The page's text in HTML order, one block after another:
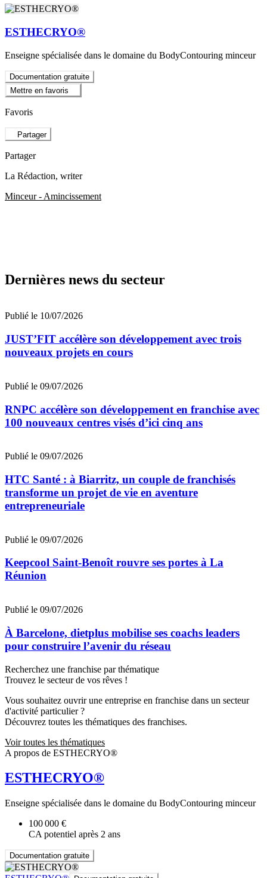
ESTHECRYO®
Enseigne spécialisée dans le domaine du BodyContouring minceur
Documentation gratuite
Mettre en favoris
Favoris
Partager
Partager
La Rédaction, writer
Minceur - Amincissement
Dernières news du secteur
Publié le 10/07/2026
JUST’FIT accélère son développement avec trois
nouveaux projets en cours
Publié le 09/07/2026
RNPC accélère son développement en franchise avec
100 nouveaux centres visés d’ici cinq ans
Publié le 09/07/2026
HTC Santé : à Biarritz, un couple de franchisés
transforme un projet de vie en aventure
entrepreneuriale
Publié le 09/07/2026
Keepcool Saint-Benoît rouvre ses portes à La
Réunion
Publié le 09/07/2026
À Barcelone, dietplus mobilise ses coachs leaders
pour construire l’avenir du réseau
Recherchez une franchise par thématique
Trouvez le secteur de vos rêves !
Vous souhaitez ouvrir une entreprise en franchise dans un secteur
d'activité particulier ?
Découvrez toutes les thématiques des franchises.
Voir toutes les thématiques
A propos de ESTHECRYO®
ESTHECRYO®
Enseigne spécialisée dans le domaine du BodyContouring minceur
100 000 €
CA potentiel après 2 ans
Documentation gratuite